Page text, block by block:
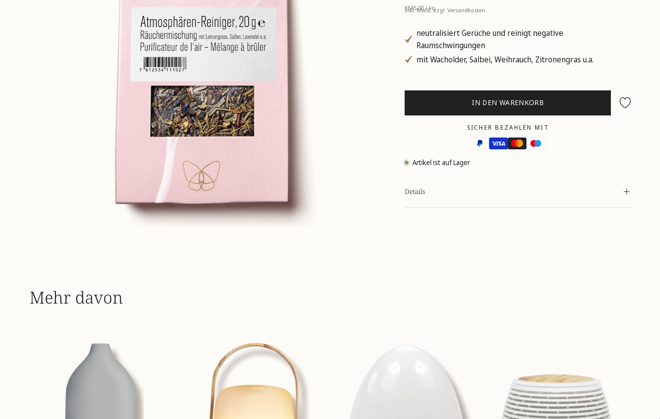
Stückpreis
€645,00 /pro
kg
inkl. MwSt. zzgl.Versandkosten
neutralisiert Gerüche und reinigt negative
Raumschwingungen
mit Wacholder, Salbei, Weihrauch, Zitronengras u.a.
IN DEN WARENKORB Wunschliste
SICHER BEZAHLEN MIT
Artikel ist auf Lager
Details
Mehr davon
kopenhagen-
7612534170598_01[1].webp
nordic-
licht-
7612534170567-
01.webp
silent-
7612534170895_01[1].webp